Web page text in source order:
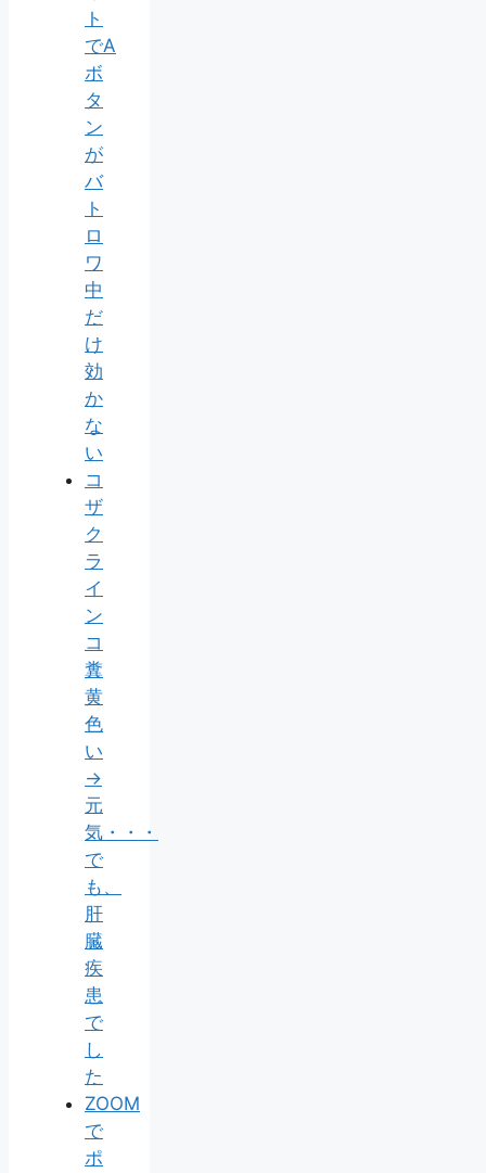
ト
でA
ボ
タ
ン
が
バ
ト
ロ
ワ
中
だ
け
効
か
な
い
コ
ザ
ク
ラ
イ
ン
コ
糞
黄
色
い
→
元
気・・・
で
も、
肝
臓
疾
患
で
し
た
ZOOM
で
ポ